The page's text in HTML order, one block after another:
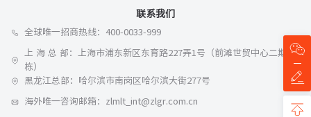
联系我们
全球唯一招商热线：400-0033-999
上 海 总 部：上海市浦东新区东育路227弄1号（前滩世贸中心二期A
栋）
黑龙江总部：哈尔滨市南岗区哈尔滨大街277号
海外唯一咨询邮箱：zlmlt_int@zlgr.com.cn